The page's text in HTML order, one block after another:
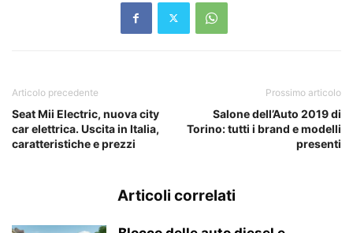
Articolo precedente
Seat Mii Electric, nuova city
car elettrica. Uscita in Italia,
caratteristiche e prezzi
Prossimo articolo
Salone dell’Auto 2019 di
Torino: tutti i brand e modelli
presenti
Articoli correlati